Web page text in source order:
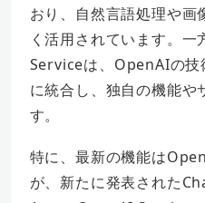
おり、自然言語処理や画
く活用されています。
Serviceは、OpenAIの
に統合し、独自の機能や
す。
特に、最新の機能は
が、新たに発表された